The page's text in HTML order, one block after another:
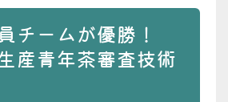
チームが優勝！
産青年茶審査技術